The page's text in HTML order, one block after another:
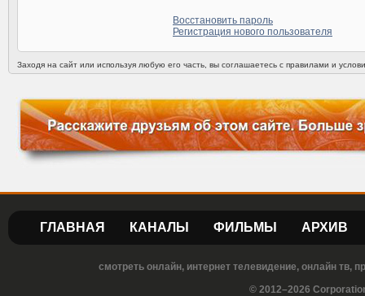
Восстановить пароль
Регистрация нового пользователя
Заходя на сайт или используя любую его часть, вы соглашаетесь с правилами и
ГЛАВНАЯ КАНАЛЫ ФИЛЬМЫ АРХИВ
смотреть онлайн, интернет телевидение, онлайн тв,
© 2012–2026